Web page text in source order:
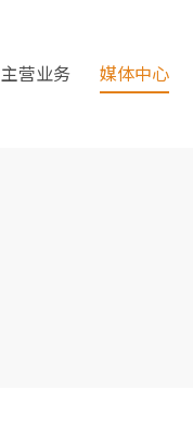
主营业务 媒体中心